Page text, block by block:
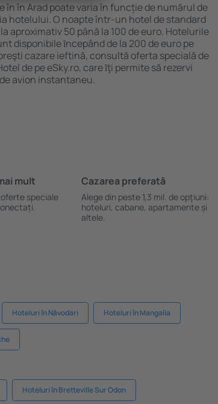
în în Arad poate varia în funcție de numărul de
hotelului. O noapte într-un hotel de standard
aproximativ 50 până la 100 de euro. Hotelurile
disponibile ȋncepând de la 200 de euro pe
cazare ieftină, consultă oferta specială de
de pe eSky.ro, care ȋţi permite să rezervi
avion instantaneu.
mult
speciale
Cazarea preferată
Alege din peste 1,3 mil. de opţiuni:
hoteluri, cabane, apartamente și
altele.
Hoteluri în Năvodari Hoteluri în Mangalia
Hoteluri în Bretteville Sur Odon